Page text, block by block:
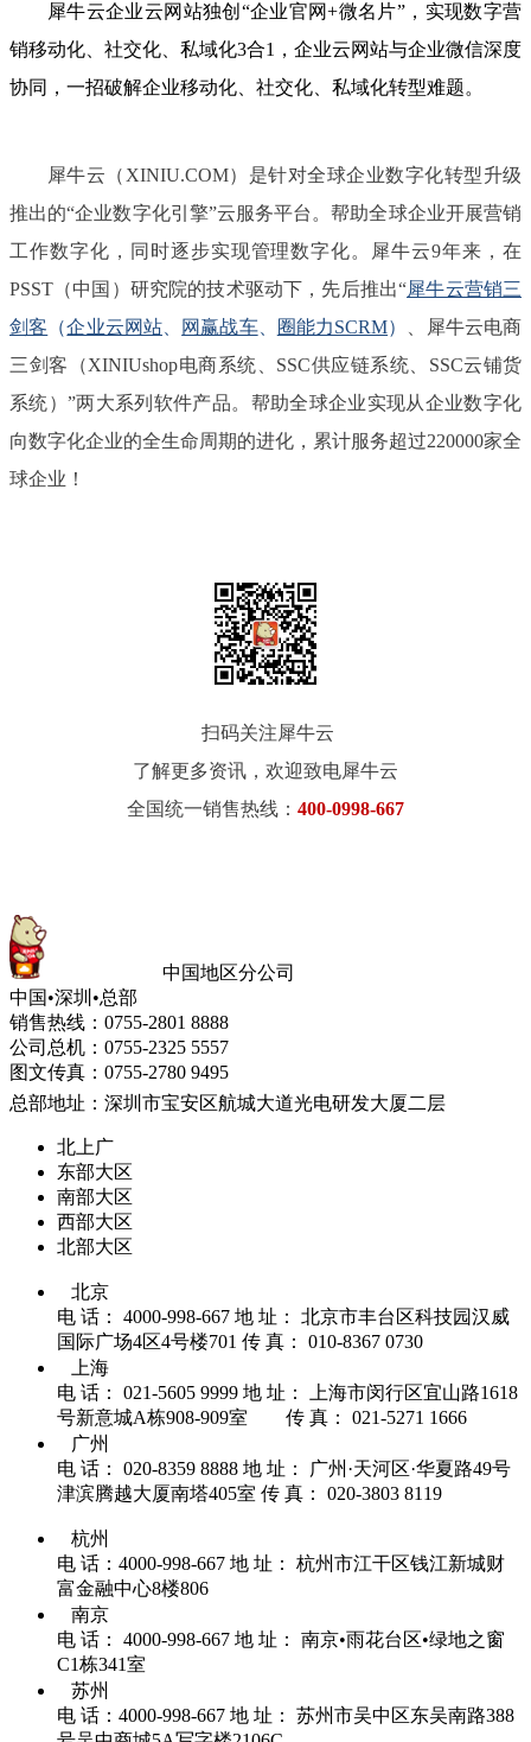
犀牛云企业云网站独创“企业官网+微名片”，实现数字营
销移动化、社交化、私域化3合1，企业云网站与企业微信深度
协同，一招破解企业移动化、社交化、私域化转型难题。
犀牛云（XINIU.COM）是针对全球企业数字化转型升级
推出的“企业数字化引擎”云服务平台。帮助全球企业开展营销
工作数字化，同时逐步实现管理数字化。犀牛云9年来，在
PSST（中国）研究院的技术驱动下，先后推出“犀牛云营销三
剑客 （企业云网站 网赢战车、 圈能力SCRM）
、犀牛云电商
三剑客（XINIUshop电商系统、SSC供应链系统、SSC云铺货
系统）”两大系列软件产品。帮助全球企业实现从企业数字化
向数字化企业的全生命周期的进化，累计服务超过220000家全
球企业！
扫码关注犀牛云
了解更多资讯，欢迎致电犀牛云
全国统一销售热线： 400-0998-667
中国地区分公司
中国•深圳•总部
销售热线：0755-2801 8888
公司总机：0755-2325 5557
图文传真：0755-2780 9495
总部地址：深圳市宝安区航城大道光电研发大厦二层
北上广
东部大区
南部大区
西部大区
北部大区
北京
电 话： 4000-998-667 地 址： 北京市丰台区科技园汉威
国际广场4区4号楼701 传 真： 010-8367 0730
上海
电 话： 021-5605 9999 地 址： 上海市闵行区宜山路1618
号新意城A栋908-909室
传 真： 021-5271 1666
广州
电 话： 020-8359 8888 地 址： 广州·天河区·华夏路49号
津滨腾越大厦南塔405室 传 真： 020-3803 8119
杭州
电 话：4000-998-667 地 址： 杭州市江干区钱江新城财
富金融中心8楼806
南京
电 话： 4000-998-667 地 址： 南京•雨花台区•绿地之窗
C1栋341室
苏州
电 话：4000-998-667 地 址： 苏州市吴中区东吴南路388